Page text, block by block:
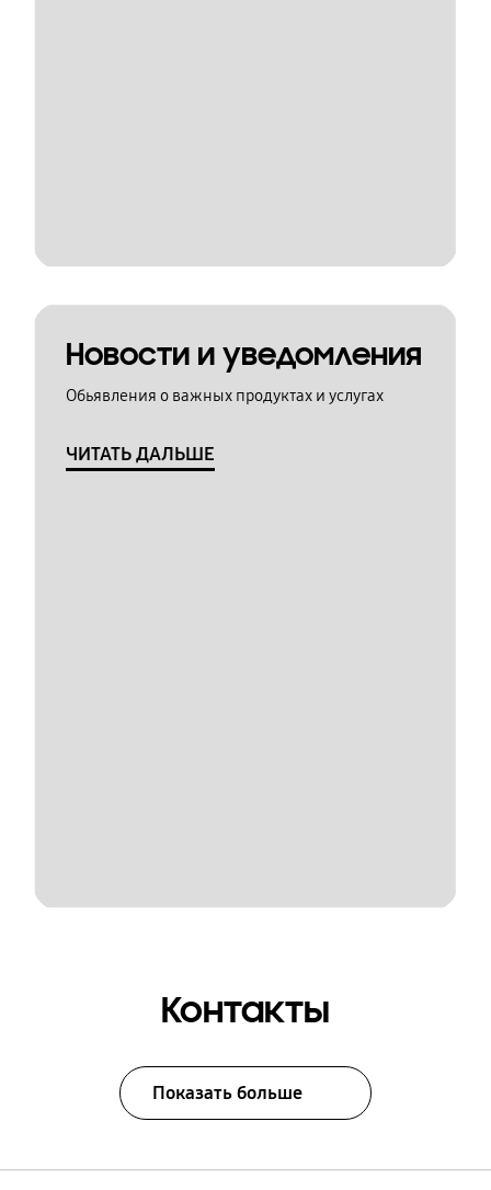
Новости и уведомления
Обьявления о важных продуктах и услугах
ЧИТАТЬ ДАЛЬШЕ
Контакты
Показать больше